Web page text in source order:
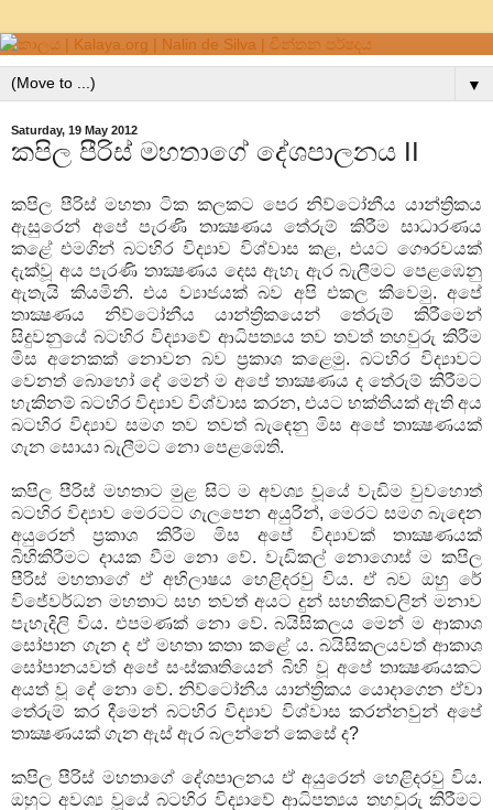
▼
Saturday, 19 May 2012
කපිල පීරිස් මහතාගේ දේශපාලනය II
කපිල පීරිස් මහතා ටික කලකට පෙර නිව්ටෝනීය යාන්ත්‍රිකය
ඇසුරෙන් අපේ පැරණි තාක්‍ෂණය තේරුම් කිරීම සාධාරණය
කළේ එමගින් බටහිර විද්‍යාව විශ්වාස කළ, එයට ගෞරවයක්
දැක්වූ අය පැරණි තාක්‍ෂණය දෙස ඇහැ ඇර බැලීමට පෙළඹෙනු
ඇතැයි කියමිනි. එය ව්‍යාජයක් බව අපි එකල කීවෙමු. අපේ
තාක්‍ෂණය නිව්ටෝනීය යාන්ත්‍රිකයෙන් තේරුම් කිරීමෙන්
සිදුවනුයේ බටහිර විද්‍යාවේ ආධිපත්‍යය තව තවත් තහවුරු කිරීම
මිස අනෙකක් නොවන බව ප්‍රකාශ කළෙමු. බටහිර විද්‍යාවට
වෙනත් බොහෝ දේ මෙන් ම අපේ තාක්‍ෂණය ද තේරුම් කිරීමට
හැකිනම් බටහිර විද්‍යාව විශ්වාස කරන, එයට භක්තියක් ඇති අය
බටහිර විද්‍යාව සමග තව තවත් බැඳෙනු මිස අපේ තාක්‍ෂණයක්
ගැන සොයා බැලීමට නො පෙළඹෙති.
කපිල පීරිස් මහතාට මුළ සිට ම අවශ්‍ය වූයේ වැඩිම වුවහොත්
බටහිර විද්‍යාව මෙරටට ගැලපෙන අයුරින්, මෙරට සමග බැඳෙන
අයුරෙන් ප්‍රකාශ කිරීම මිස අපේ විද්‍යාවක් තාක්‍ෂණයක්
බිහිකිරීමට දායක වීම නො වේ. වැඩිකල් නොගොස් ම කපිල
පීරිස් මහතාගේ ඒ අභිලාෂය හෙළිදරවු විය. ඒ බව ඔහු රේ
විජේවර්ධන මහතාට සහ තවත් අයට දුන් සහතිකවලින් මනාව
පැහැදිලි විය. එපමණක් නො වේ. බයිසිකලය මෙන් ම ආකාශ
සෝපාන ගැන ද ඒ මහතා කතා කළේ ය. බයිසිකලයවත් ආකාශ
සෝපානයවත් අපේ සංස්කෘතියෙන් බිහි වූ අපේ තාක්‍ෂණයකට
අයත් වූ දේ නො වේ. නිව්ටෝනීය යාන්ත්‍රිකය යොදාගෙන ඒවා
තේරුම් කර දීමෙන් බටහිර විද්‍යාව විශ්වාස කරන්නවුන් අපේ
තාක්‍ෂණයක් ගැන ඇස් ඇර බලන්නේ කෙසේ ද?
කපිල පීරිස් මහතාගේ දේශපාලනය ඒ අයුරෙන් හෙළිදරවු විය.
ඔහුට අවශ්‍ය වූයේ බටහිර විද්‍යාවේ ආධිපත්‍යය තහවුරු කිරීමට